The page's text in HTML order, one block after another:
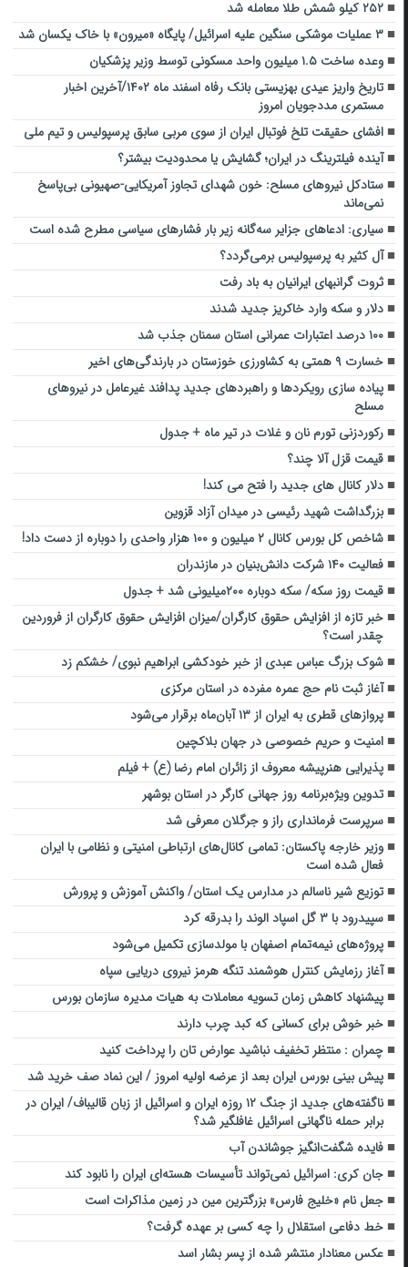
۲۵۲ کیلو شمش طلا معامله شد
۳ عملیات موشکی سنگین علیه اسرائیل/ پایگاه «میرون» با خاک یکسان شد
وعده ساخت ۱.۵ میلیون واحد مسکونی توسط وزیر پزشکیان
تاریخ واریز عیدی بهزیستی بانک رفاه اسفند ماه ۱۴۰۲/آخرین اخبار
مستمری مددجویان امروز
افشای حقیقت تلخ فوتبال ایران از سوی مربی سابق پرسپولیس و تیم ملی
آینده فیلترینگ در ایران؛ گشایش یا محدودیت بیشتر؟
ستادکل نیروهای مسلح: خون شهدای تجاوز آمریکایی-صهیونی بی‌پاسخ
نمی‌ماند
سیاری: ادعاهای جزایر سه‌گانه زیر بار فشارهای سیاسی مطرح شده است
آل کثیر به پرسپولیس برمی‌گردد؟
ثروت گرانبهای ایرانیان به باد رفت
دلار و سکه وارد خاکریز جدید شدند
۱۰۰ درصد اعتبارات عمرانی استان سمنان جذب شد
خسارت ۹ همتی به کشاورزی خوزستان در بارندگی‌های اخیر
پیاده سازی رویکردها و راهبردهای جدید پدافند غیرعامل در نیروهای
مسلح
رکوردزنی تورم نان و غلات در تیر ماه + جدول
قیمت قزل آلا چند؟
دلار کانال های جدید را فتح می کند!
بزرگداشت شهید رئیسی در میدان آزاد قزوین
شاخص کل بورس کانال ۲ میلیون و ۱۰۰ هزار واحدی را دوباره از دست داد!
فعالیت ۱۴۰ شرکت دانش‌بنیان در مازندران
قیمت روز سکه/ سکه دوباره ۲۰۰میلیونی شد + جدول
خبر تازه از افزایش حقوق کارگران/میزان افزایش حقوق کارگران از فروردین
چقدر است؟
شوک بزرگ عباس عبدی از خبر خودکشی ابراهیم نبوی/ خشکم زد
آغاز ثبت نام حج عمره مفرده در استان مرکزی
پروازهای قطری به ایران از ۱۳ آبان‌ماه برقرار می‌شود
امنیت و حریم خصوصی در جهان بلاکچین
پذیرایی هنرپیشه معروف از زائران امام رضا (ع) + فیلم
تدوین ویژه‌برنامه روز جهانی کارگر در استان بوشهر
سرپرست فرمانداری راز و جرگلان معرفی شد
وزیر خارجه پاکستان: تمامی کانال‌های ارتباطی امنیتی و نظامی با ایران
فعال شده است
توزیع شیر ناسالم در مدارس یک استان/ واکنش آموزش و پرورش
سپیدرود با ۳ گل اسپاد الوند را بدرقه کرد
پروژه‌های نیمه‌تمام اصفهان با مولدسازی تکمیل می‌شود
آغاز رزمایش کنترل هوشمند تنگۀ هرمز نیروی دریایی سپاه
پیشنهاد کاهش زمان تسویه معاملات به هیات مدیره سازمان بورس
خبر خوش برای کسانی که کبد چرب دارند
چمران : منتظر تخفیف نباشید عوارض تان را پرداخت کنید
پیش بینی بورس ایران بعد از عرضه اولیه امروز / این نماد صف خرید شد
ناگفته‌های جدید از جنگ ۱۲ روزه ایران و اسرائیل از زبان قالیباف/ ایران در
برابر حمله ناگهانی اسرائیل غافلگیر شد؟
فایده شگفت‌انگیز جوشاندن آب
جان کری: اسرائیل نمی‌تواند تأسیسات هسته‌ای ایران را نابود کند
جعل نام «خلیج فارس» بزرگترین مین در زمین مذاکرات است
خط دفاعی استقلال را چه کسی بر عهده گرفت؟
عکس معنادار منتشر شده از پسر بشار اسد